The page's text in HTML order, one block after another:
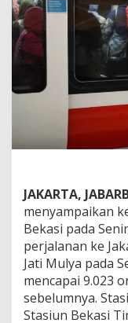
JAKARTA,
menyampaikan
Bekasi pada
perjalanan ke
Jati Mulya pada
mencapai 9.023
sebelumnya.
Stasiun Bekasi